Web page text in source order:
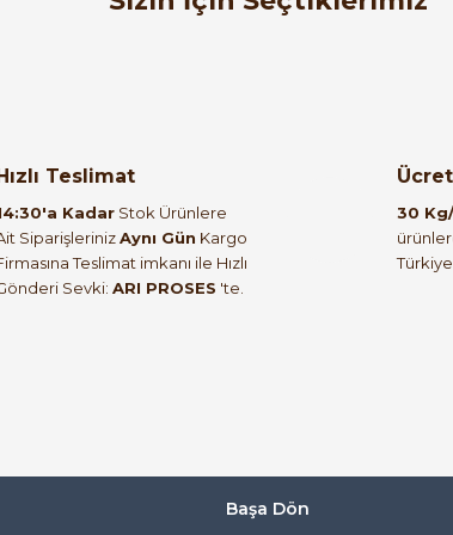
10.960,38 TL
Yeni Kodu: MT8106iP )
Hızlı Teslimat
Kadar Stok Ürünlere
SiparişlerinizAynı Gün Kargo
Teslimat imkanı ile Hızlı
Sevki: ARI PROSES 'te.
30
Başa Dön